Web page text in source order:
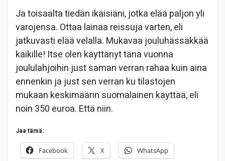
Ja toisaalta tiedän ikäisiäni, jotka elää paljon yli
varojensa. Ottaa lainaa reissuja varten, eli
jatkuvasti elää velalla. Mukavaa jouluhässäkkää
kaikille! Itse olen käyttänyt tänä vuonna
joululahjoihin just saman verran rahaa kuin aina
ennenkin ja just sen verran ku tilastojen
mukaan keskimäärin suomalainen käyttää, eli
noin 350 euroa. Että niin.
Jaa tämä:
Facebook X WhatsApp